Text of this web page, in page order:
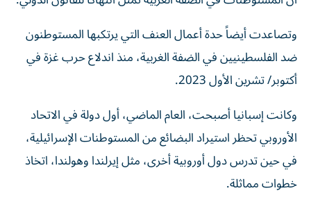
وتصاعدت أيضاً حدة أعمال العنف التي يرتكبها المستوطنون
ضد الفلسطينيين في الضفة الغربية، منذ اندلاع حرب غزة في
أكتوبر/ تشرين الأول 2023.
وكانت إسبانيا أصبحت، العام الماضي، أول دولة في الاتحاد
الأوروبي تحظر استيراد البضائع من المستوطنات الإسرائيلية،
في حين تدرس دول أوروبية أخرى، مثل إيرلندا وهولندا، اتخاذ
خطوات مماثلة.